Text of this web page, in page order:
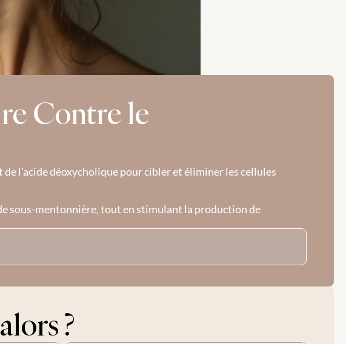
Contre le
l'acide déoxycholique pour cibler et éliminer les cellules
sous-mentonnière, tout en stimulant la production de
?